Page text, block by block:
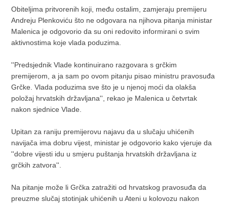
Obiteljima pritvorenih koji, među ostalim, zamjeraju premijeru
Andreju Plenkoviću što ne odgovara na njihova pitanja ministar
Malenica je odgovorio da su oni redovito informirani o svim
aktivnostima koje vlada poduzima.
''Predsjednik Vlade kontinuirano razgovara s grčkim
premijerom, a ja sam po ovom pitanju pisao ministru pravosuđa
Grčke. Vlada poduzima sve što je u njenoj moći da olakša
položaj hrvatskih državljana'', rekao je Malenica u četvrtak
nakon sjednice Vlade.
Upitan za raniju premijerovu najavu da u slučaju uhićenih
navijača ima dobru vijest, ministar je odgovorio kako vjeruje da
''dobre vijesti idu u smjeru puštanja hrvatskih državljana iz
grčkih zatvora''.
Na pitanje može li Grčka zatražiti od hrvatskog pravosuđa da
preuzme slučaj stotinjak uhićenih u Ateni u kolovozu nakon